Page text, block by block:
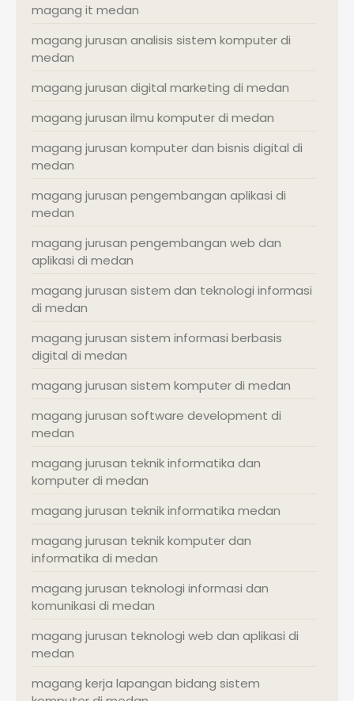
magang it medan
magang jurusan analisis sistem komputer di
medan
magang jurusan digital marketing di medan
magang jurusan ilmu komputer di medan
magang jurusan komputer dan bisnis digital di
medan
magang jurusan pengembangan aplikasi di
medan
magang jurusan pengembangan web dan
aplikasi di medan
magang jurusan sistem dan teknologi informasi
di medan
magang jurusan sistem informasi berbasis
digital di medan
magang jurusan sistem komputer di medan
magang jurusan software development di
medan
magang jurusan teknik informatika dan
komputer di medan
magang jurusan teknik informatika medan
magang jurusan teknik komputer dan
informatika di medan
magang jurusan teknologi informasi dan
komunikasi di medan
magang jurusan teknologi web dan aplikasi di
medan
magang kerja lapangan bidang sistem